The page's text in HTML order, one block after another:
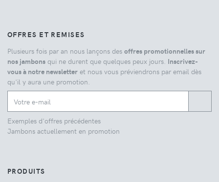
OFFRES ET REMISES
Plusieurs fois par an nous lançons des offres promotionnelles sur
nos jambons qui ne durent que quelques peux jours. Inscrivez-
vous à notre newsletter et nous vous préviendrons par email dès
qu'il y aura une promotion.
Exemples d'offres précédentes
Jambons actuellement en promotion
PRODUITS